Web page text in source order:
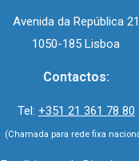
Avenida da República 21
1050-185 Lisboa
Contactos:
Tel: +351 21 361 78 80
(Chamada para rede fixa